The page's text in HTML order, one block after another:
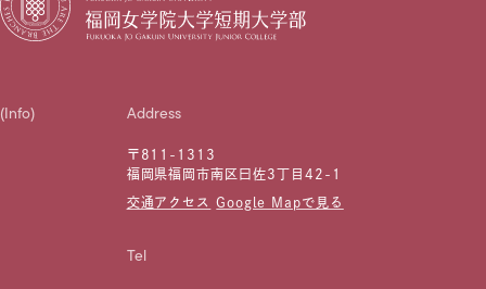
(Info) Address
〒811-1313
福岡県福岡市南区曰佐3丁目42-1
交通アクセス Google Mapで見る
Tel